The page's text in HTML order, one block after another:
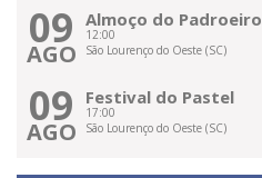
09
AGO
Almoço do Padroeiro
12:00
São Lourenço do Oeste (SC)
09
AGO
Festival do Pastel
17:00
São Lourenço do Oeste (SC)